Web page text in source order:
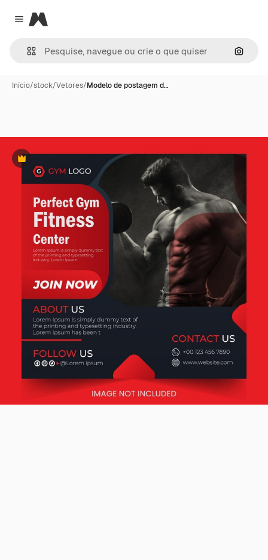
Close menu
Magnific
Início/stock/Vetores/Modelo de postagem d…
Premium